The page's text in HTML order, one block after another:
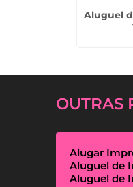
Aluguel
OUTRAS
Alugar
Aluguel de
Aluguel de